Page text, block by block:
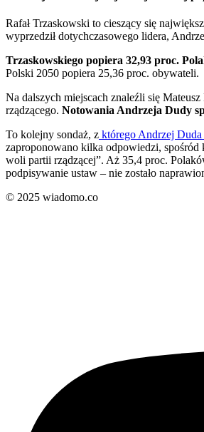
Rafał Trzaskowski to cieszący się
wyprzedził dotychczasowego lidera,
Trzaskowskiego popiera 32,93 proc.
Polski 2050 popiera 25,36 proc. obywateli.
Na dalszych miejscach znaleźli się
rządzącego. Notowania Andrzeja Dudy
To kolejny sondaż, z którego Andrzej
zaproponowano kilka odpowiedzi,
woli partii rządzącej”. Aż 35,4 proc.
podpisywanie ustaw – nie zostało
© 2025 wiadomo.co